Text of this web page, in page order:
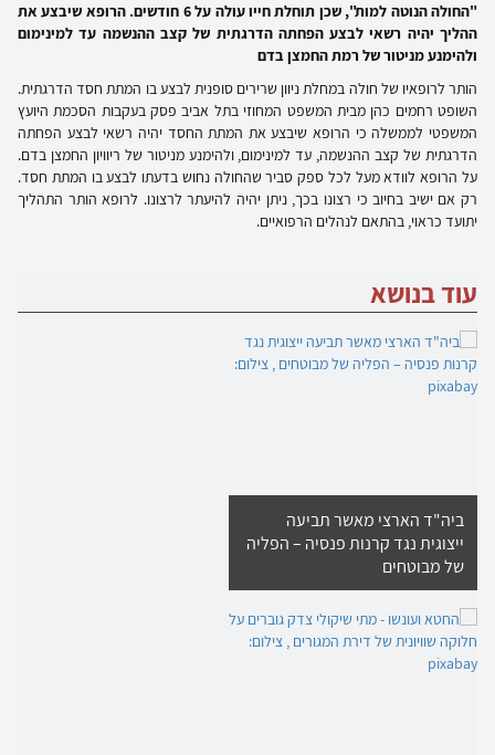
"החולה הנוטה למות", שכן תוחלת חייו עולה על 6 חודשים. הרופא שיבצע את
ההליך יהיה רשאי לבצע הפחתה הדרגתית של קצב ההנשמה עד למינימום
ולהימנע מניטור של רמת החמצן בדם
הותר לרופאיו של חולה במחלת ניוון שרירים סופנית לבצע בו המתת חסד הדרגתית.
השופט רחמים כהן מבית המשפט המחוזי בתל אביב פסק בעקבות הסכמת היועץ
המשפטי לממשלה כי הרופא שיבצע את המתת החסד יהיה רשאי לבצע הפחתה
הדרגתית של קצב ההנשמה, עד למינימום, ולהימנע מניטור של ריוויון החמצן בדם.
על הרופא לוודא מעל לכל ספק סביר שהחולה נחוש בדעתו לבצע בו המתת חסד.
רק אם ישיב בחיוב כי רצונו בכך, ניתן יהיה להיעתר לרצונו. לרופא הותר התהליך
יתועד כראוי, בהתאם לנהלים הרפואיים.
עוד בנושא
ביה"ד הארצי מאשר תביעה
ייצוגית נגד קרנות פנסיה – הפליה
של מבוטחים